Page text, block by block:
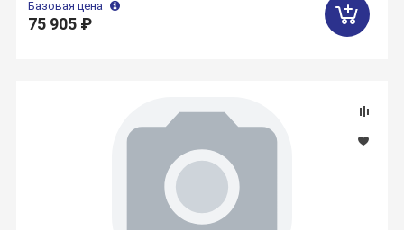
Базовая цена
75 905 ₽